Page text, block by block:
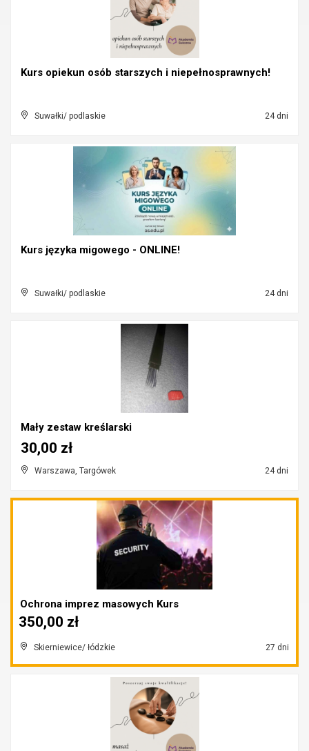
Kurs opiekun osób starszych i niepełnosprawnych!
Suwałki/ podlaskie 24 dni
Kurs języka migowego - ONLINE!
Suwałki/ podlaskie 24 dni
Mały zestaw kreślarski
Warszawa, Targówek 24 dni
30,00 zł
Ochrona imprez masowych Kurs
Skierniewice/ łódzkie 27 dni
350,00 zł